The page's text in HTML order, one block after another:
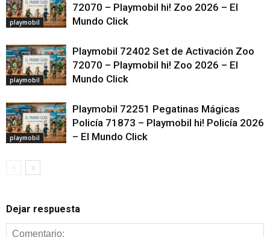
playmobil
72070 – Playmobil hi! Zoo 2026 – El
Mundo Click
playmobil
Playmobil 72402 Set de Activación Zoo
72070 – Playmobil hi! Zoo 2026 – El
Mundo Click
playmobil
Playmobil 72251 Pegatinas Mágicas
Policía 71873 – Playmobil hi! Policía 2026
– El Mundo Click
Dejar respuesta